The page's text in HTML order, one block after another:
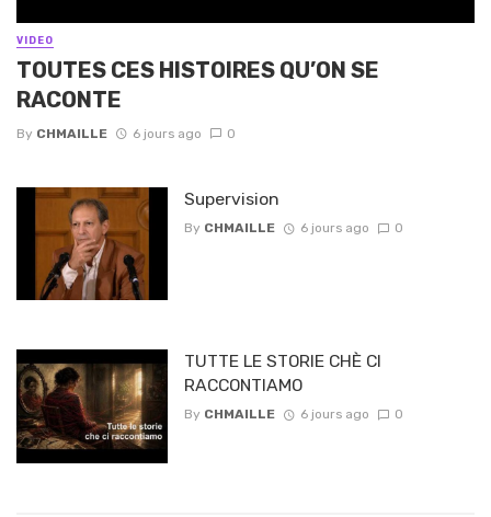
VIDEO
TOUTES CES HISTOIRES QU’ON SE
RACONTE
By CHMAILLE 6 jours ago 0
Supervision
By CHMAILLE 6 jours ago 0
TUTTE LE STORIE CHÈ CI
RACCONTIAMO
By CHMAILLE 6 jours ago 0